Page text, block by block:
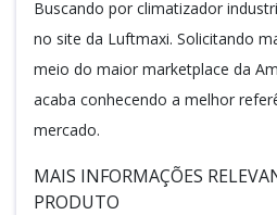
Buscando por climatizador
no site da Luftmaxi. Solicitando
meio do maior marketplace da
acaba conhecendo a melhor
mercado.
MAIS INFORMAÇÕES
PRODUTO